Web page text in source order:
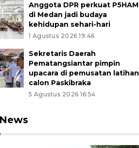
Anggota DPR perkuat P5HAM
di Medan jadi budaya
kehidupan sehari-hari
1 Agustus 2026 19:46
Sekretaris Daerah
Pematangsiantar pimpin
upacara di pemusatan latihan
calon Paskibraka
5 Agustus 2026 16:54